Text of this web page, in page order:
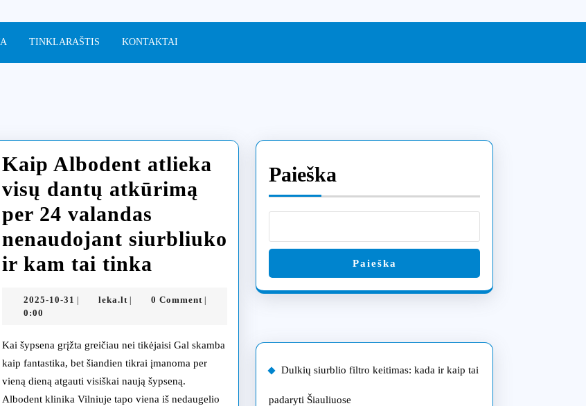
TINKLARAŠTIS KONTAKTAI
Kaip Albodent atlieka
visų dantų atkūrimą
per 24 valandas
nenaudojant siurbliuko
ir kam tai tinka
atlieka
visų
dantų
atkūrimą
2025-10-31 2025-leka.ltleka.lt0 Comment
0:00
Kai šypsena grįžta greičiau nei tikėjaisi Gal skamba
kaip fantastika, bet šiandien tikrai įmanoma per
vieną dieną atgauti visiškai naują šypseną.
Albodent klinika Vilniuje tapo viena iš nedaugelio
Paieška
Paieška
Dulkių siurblio filtro keitimas: kada ir kaip tai
padaryti Šiauliuose